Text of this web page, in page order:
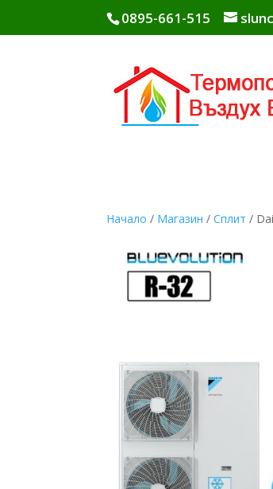
0895-661-515
Начало / Магазин /Сплит /